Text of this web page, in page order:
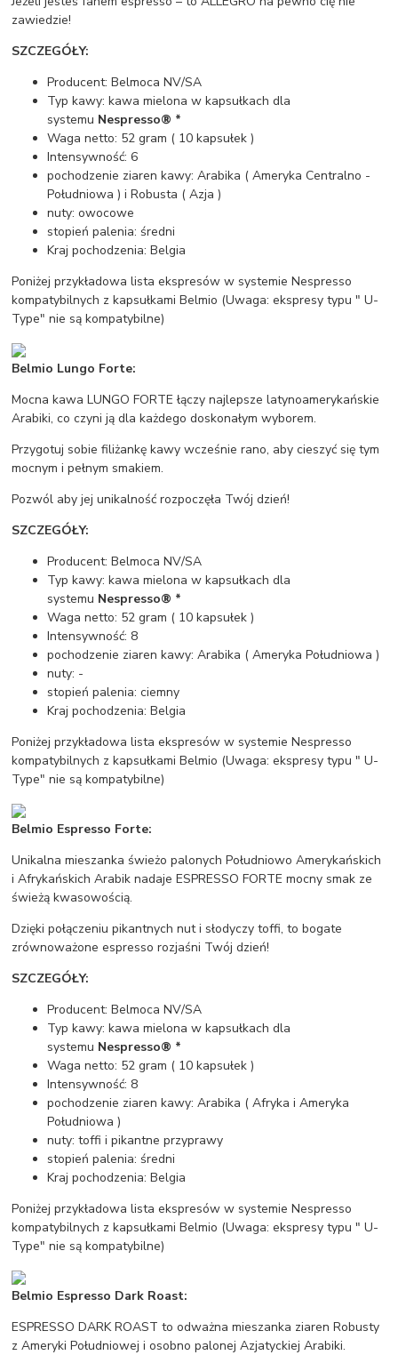
zawiedzie!
SZCZEGÓŁY:
Producent: Belmoca NV/SA
Typ kawy: kawa mielona w kapsułkach dla
systemu Nespresso® *
Waga netto: 52 gram ( 10 kapsułek )
Intensywność: 6
pochodzenie ziaren kawy: Arabika ( Ameryka Centralno -
Południowa ) i Robusta ( Azja )
nuty: owocowe
stopień palenia: średni
Kraj pochodzenia: Belgia
Poniżej przykładowa lista ekspresów w systemie Nespresso
kompatybilnych z kapsułkami Belmio (Uwaga: ekspresy typu " U-
Type" nie są kompatybilne)
Belmio Lungo Forte:
Mocna kawa LUNGO FORTE łączy najlepsze latynoamerykańskie
Arabiki, co czyni ją dla każdego doskonałym wyborem.
Przygotuj sobie filiżankę kawy wcześnie rano, aby cieszyć się tym
mocnym i pełnym smakiem.
Pozwól aby jej unikalność rozpoczęła Twój dzień!
SZCZEGÓŁY:
Producent: Belmoca NV/SA
Typ kawy: kawa mielona w kapsułkach dla
systemu Nespresso® *
Waga netto: 52 gram ( 10 kapsułek )
Intensywność: 8
pochodzenie ziaren kawy: Arabika ( Ameryka Południowa )
nuty: -
stopień palenia: ciemny
Kraj pochodzenia: Belgia
Poniżej przykładowa lista ekspresów w systemie Nespresso
kompatybilnych z kapsułkami Belmio (Uwaga: ekspresy typu " U-
Type" nie są kompatybilne)
Belmio Espresso Forte:
Unikalna mieszanka świeżo palonych Południowo Amerykańskich
i Afrykańskich Arabik nadaje ESPRESSO FORTE mocny smak ze
świeżą kwasowością.
Dzięki połączeniu pikantnych nut i słodyczy toffi, to bogate
zrównoważone espresso rozjaśni Twój dzień!
SZCZEGÓŁY:
Producent: Belmoca NV/SA
Typ kawy: kawa mielona w kapsułkach dla
systemu Nespresso® *
Waga netto: 52 gram ( 10 kapsułek )
Intensywność: 8
pochodzenie ziaren kawy: Arabika ( Afryka i Ameryka
Południowa )
nuty: toffi i pikantne przyprawy
stopień palenia: średni
Kraj pochodzenia: Belgia
Poniżej przykładowa lista ekspresów w systemie Nespresso
kompatybilnych z kapsułkami Belmio (Uwaga: ekspresy typu " U-
Type" nie są kompatybilne)
Belmio Espresso Dark Roast:
ESPRESSO DARK ROAST to odważna mieszanka ziaren Robusty
z Ameryki Południowej i osobno palonej Azjatyckiej Arabiki.